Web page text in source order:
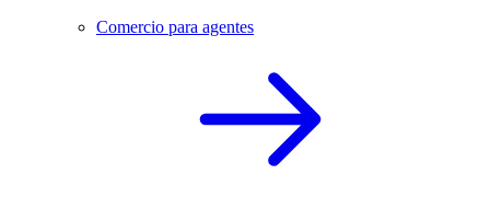
Comercio para agentes